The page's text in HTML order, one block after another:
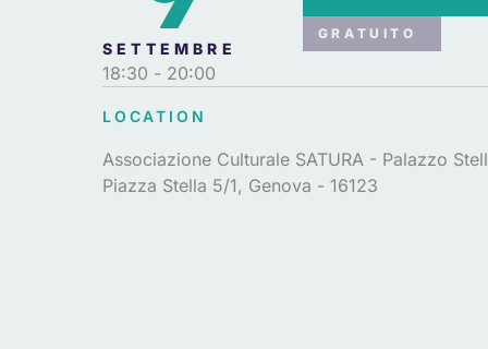
SETTEMBRE
18:30 - 20:00
GRATUITO
LOCATION
Associazione Culturale SATURA - Palazzo
Piazza Stella 5/1, Genova - 16123